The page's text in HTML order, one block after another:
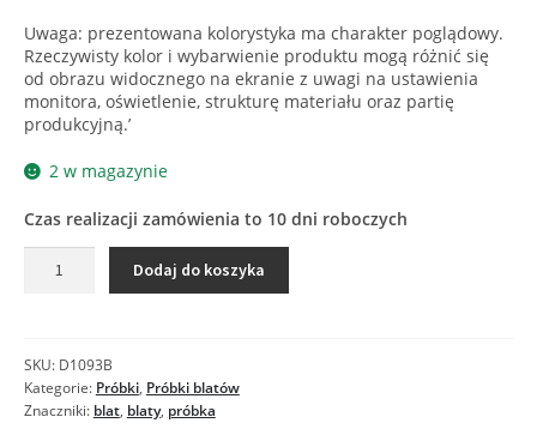
Uwaga: prezentowana kolorystyka ma charakter poglądowy.
Rzeczywisty kolor i wybarwienie produktu mogą różnić się
od obrazu widocznego na ekranie z uwagi na ustawienia
monitora, oświetlenie, strukturę materiału oraz partię
produkcyjną.’
2 w magazynie
Czas realizacji zamówienia to 10 dni roboczych
D1093
-
Próbka
blatu
Dodaj do koszyka
SKU: D1093B
Kategorie: Próbki, Próbki blatów
Znaczniki: blat, blaty, próbka